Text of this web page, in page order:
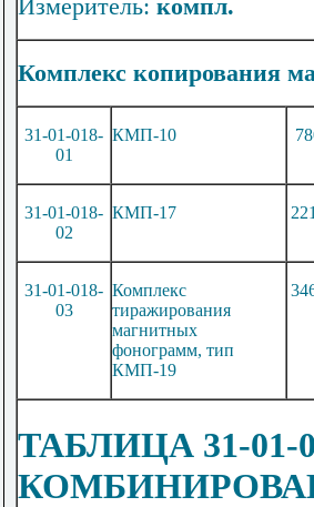
Измеритель: компл.
Комплекс копирования
31-01-018-
01
КМП-10 78
31-01-018-
02
КМП-17
31-01-018-
03
Комплекс
тиражирования
магнитных
фонограмм, тип
КМП-19
ТАБЛИЦА 31-